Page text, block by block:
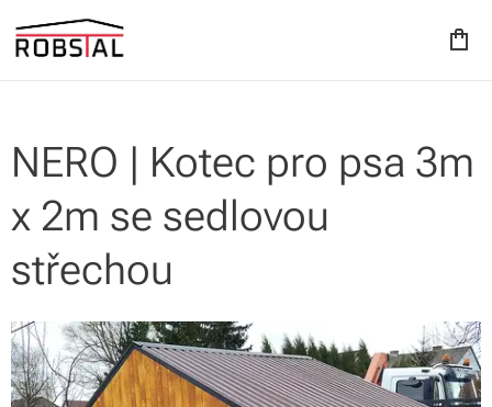
NERO | Kotec pro psa 3m
x 2m se sedlovou
střechou